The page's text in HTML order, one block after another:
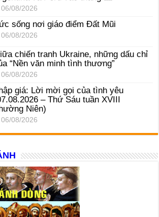
06/08/2026
sống nơi giáo điểm Đất Mũi
06/08/2026
chiến tranh Ukraine, những dấu chỉ
“Nền văn minh tình thương”
06/08/2026
giá: Lời mời gọi của tình yêu
– Thứ Sáu tuần XVIII
Niên)
06/08/2026